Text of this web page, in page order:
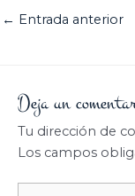
← Entrada anterior
Deja un
Tu dirección de
Los campos